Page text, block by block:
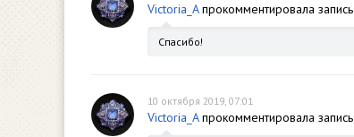
Victoria_Aпрокомментировала запись
Спасибо!
10 октября 2019, 07:01
Victoria_Aпрокомментировала запись